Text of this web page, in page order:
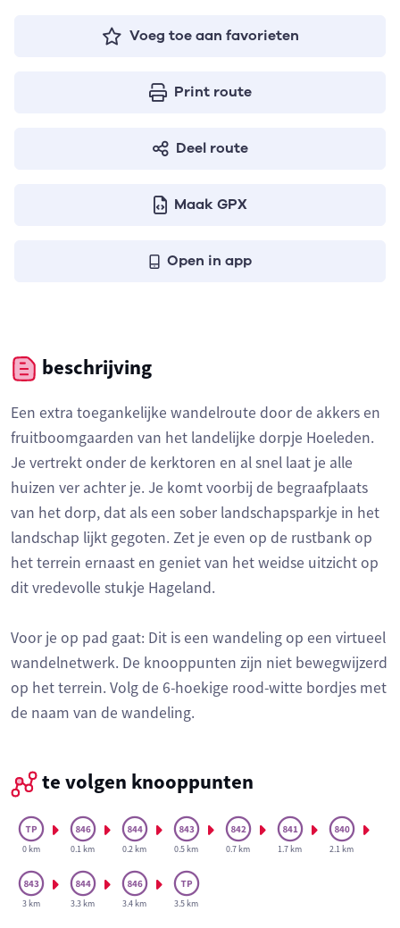
Voeg toe aan favorieten
Print route
Deel route
Maak GPX
Open in app
beschrijving
Een extra toegankelijke wandelroute door de akkers en
fruitboomgaarden van het landelijke dorpje Hoeleden.
Je vertrekt onder de kerktoren en al snel laat je alle
huizen ver achter je. Je komt voorbij de begraafplaats
van het dorp, dat als een sober landschapsparkje in het
landschap lijkt gegoten. Zet je even op de rustbank op
het terrein ernaast en geniet van het weidse uitzicht op
dit vredevolle stukje Hageland.
Voor je op pad gaat: Dit is een wandeling op een virtueel
wandelnetwerk. De knooppunten zijn niet bewegwijzerd
op het terrein. Volg de 6-hoekige rood-witte bordjes met
de naam van de wandeling.
te volgen knooppunten
0 km 0.1 km 0.2 km 0.5 km 0.7 km 1.7 km 2.1 km
3 km 3.3 km 3.4 km 3.5 km